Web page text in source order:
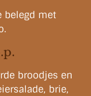
belegd met
broodjes en
brie,